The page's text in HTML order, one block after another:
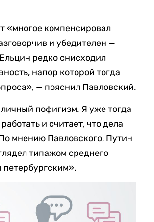
«многое компенсировал
и убедителен —
редко снисходил
напор которой тогда
— пояснил Павловский.
пофигизм. Я уже тогда
и считает, что дела
мнению Павловского, Путин
типажом среднего
петербургским».